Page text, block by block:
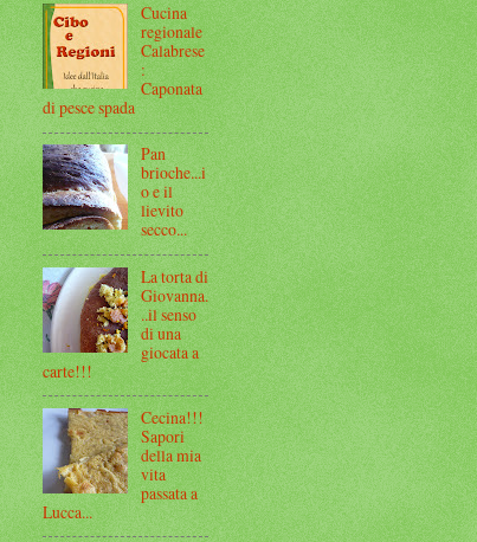
Cucina
regionale
Calabrese
:
Caponata
di pesce spada
Pan
brioche...i
o e il
lievito
secco...
La torta di
Giovanna.
..il senso
di una
giocata a
carte!!!
Cecina!!!
Sapori
della mia
vita
passata a
Lucca...